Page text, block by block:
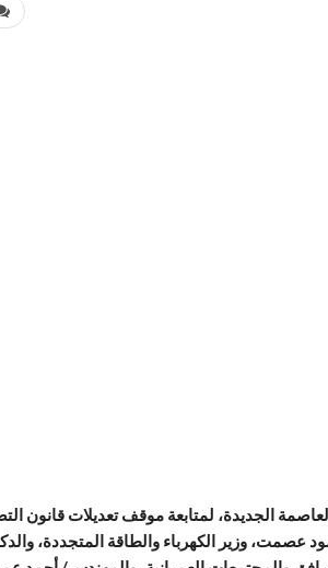
الجديدة، لمتابعة موقف تعديلات قانون
عصمت، وزير الكهرباء والطاقة المتجددة،